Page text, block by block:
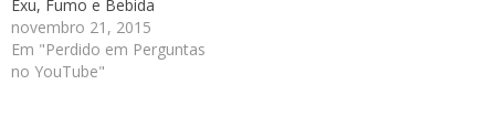
Exu, Fumo e Bebida
novembro 21, 2015
Em "Perdido em Perguntas
no YouTube"